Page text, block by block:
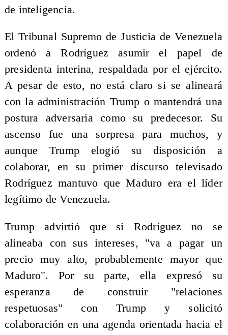
de inteligencia.
El Tribunal Supremo de Justicia de Venezuela
ordenó a Rodríguez asumir el papel de
presidenta interina, respaldada por el ejército.
A pesar de esto, no está claro si se alineará
con la administración Trump o mantendrá una
postura adversaria como su predecesor. Su
ascenso fue una sorpresa para muchos, y
aunque Trump elogió su disposición a
colaborar, en su primer discurso televisado
Rodríguez mantuvo que Maduro era el líder
legítimo de Venezuela.
Trump advirtió que si Rodríguez no se
alineaba con sus intereses, "va a pagar un
precio muy alto, probablemente mayor que
Maduro". Por su parte, ella expresó su
esperanza de construir "relaciones
respetuosas" con Trump y solicitó
colaboración en una agenda orientada hacia el